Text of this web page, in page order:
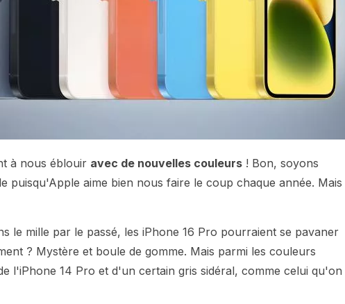
à nous éblouir avec de nouvelles couleurs ! Bon, soyons
puisqu'Apple aime bien nous faire le coup chaque année. Mais
le mille par le passé, les iPhone 16 Pro pourraient se pavaner
? Mystère et boule de gomme. Mais parmi les couleurs
l'iPhone 14 Pro et d'un certain gris sidéral, comme celui qu'on